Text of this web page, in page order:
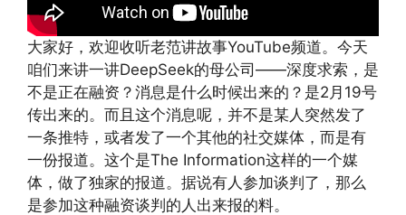
大家好，欢迎收听老范讲故事YouTube频道。今天
咱们来讲一讲DeepSeek的母公司——深度求索，是
不是正在融资？消息是什么时候出来的？是2月19号
传出来的。而且这个消息呢，并不是某人突然发了
一条推特，或者发了一个其他的社交媒体，而是有
一份报道。这个是The Information这样的一个媒
体，做了独家的报道。据说有人参加谈判了，那么
是参加这种融资谈判的人出来报的料。